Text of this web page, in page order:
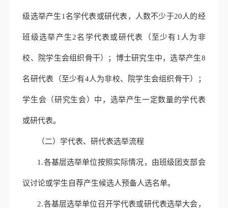
级选举产生1名学代表或研代表，人数不少于20人的经
班级选举产生2名学代表或研代表（至少有1人为非
校、院学生会组织骨干）；博士研究生中，选举产生8
名研代表（至少有4人为非校、院学生会组织骨干）；
学生会（研究生会）中，选举产生一定数量的学代表
或研代表。
（二）学代表、研代表选举流程
1.各基层选举单位按照实际情况，由班级团支部会
议讨论或学生自荐产生候选人预备人选名单。
2.各基层选举单位召开学代表或研代表选举大会，